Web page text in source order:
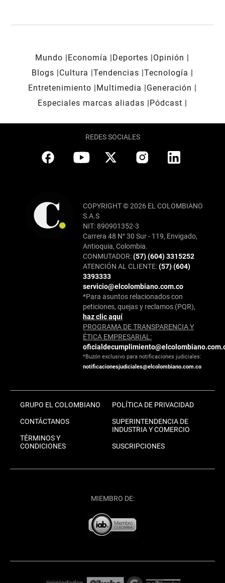
Mundo Economía Deportes
Opinión
Blogs
Cultura Tendencias Tecnología
Entretenimiento
Multimedia
Generación
Especiales marcas aliadas
Pódcast
REDES SOCIALES
COPYRIGHT © 2026 EL COLOMBIANO
S.A.S
NIT: 890901352-3
Carrera 48 N° 30 Sur - 119, Envigado,
Antioquia, Colombia.
CONMUTADOR:(57) (604) 3315252
ATENCIÓN AL CLIENTE:(57) (604)
3393333
servicio@elcolombiano.com.co
*Para asuntos relacionados con
peticiones, quejas y reclamos (PQR),
haz clic aquí
PROGRAMA DE TRANSPARENCIA Y
ÉTICA EMPRESARIAL:
*Buzón exclusivo para notificaciones judiciales:
notificacionesjudiciales@elcolombiano.com.co
GRUPO EL COLOMBIANO
CONTÁCTANOS
TÉRMINOS Y
CONDICIONES
POLÍTICA DE PRIVACIDAD
SUPERINTENDENCIA DE
INDUSTRIA Y COMERCIO
SUSCRIPCIONES
MIEMBRO DE: